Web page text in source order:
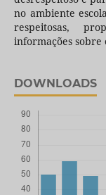
no ambiente
respeitosas,
informações sobre
DOWNLOADS